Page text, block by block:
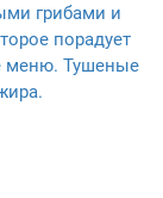
грибами и
порадует
меню. Тушеные